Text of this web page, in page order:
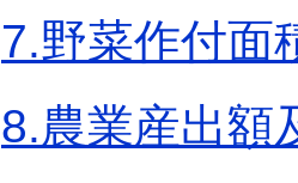
7.野菜作付面
8.農業産出額